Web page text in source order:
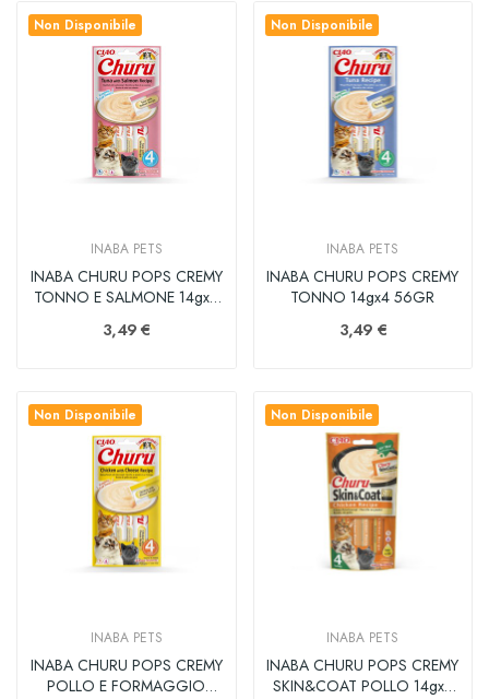
Non Disponibile
INABA PETS
INABA CHURU POPS CREMY
TONNO E SALMONE 14gx4
3,49 €
Non Disponibile
INABA PETS
INABA CHURU POPS CREMY
TONNO 14gx4 56GR
3,49 €
Non Disponibile
INABA PETS
INABA CHURU POPS CREMY
POLLO E FORMAGGIO
Non Disponibile
INABA PETS
INABA CHURU POPS CREMY
SKIN&COAT POLLO 14gx4